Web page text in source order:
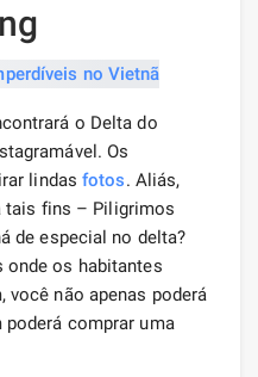
o Delta do
Os
lindasfotos. Aliás,
tais fins – Piligrimos
de especial no delta?
onde os habitantes
não apenas poderá
comprar uma